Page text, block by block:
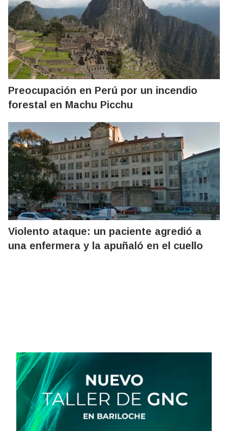
Preocupación en Perú por un incendio
forestal en Machu Picchu
Violento ataque: un paciente agredió a
una enfermera y la apuñaló en el cuello